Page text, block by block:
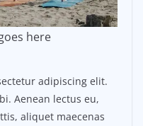
here
adipiscing elit.
Aenean lectus eu,
aliquet maecenas